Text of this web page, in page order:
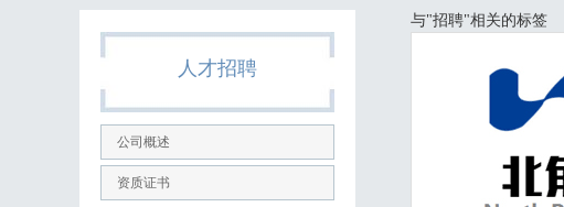
人才招聘
公司概述
资质证书
与"招聘"相关的标签